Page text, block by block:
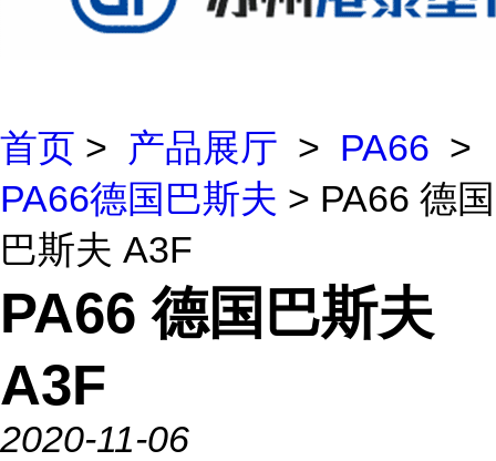
首页 > 产品展厅 > PA66 >
PA66德国巴斯夫 > PA66 德国
巴斯夫 A3F
PA66 德国巴斯夫
A3F
2020-11-06